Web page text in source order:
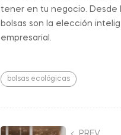
tener en tu negocio. Desde
bolsas son la elección
empresarial.
bolsas ecológicas